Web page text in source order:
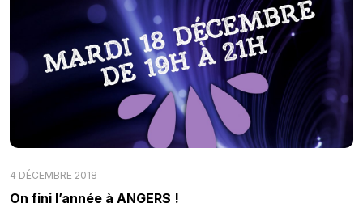
4 DÉCEMBRE 2018
On fini l’année à ANGERS !